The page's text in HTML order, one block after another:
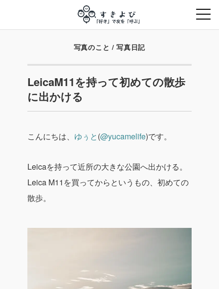
写真のこと /写真日記
LeicaM11を持って初めての散歩
に出かける
こんにちは、 ゆぅと(@yucamelife)です。
Leicaを持って近所の大きな公園へ出かける。
Leica M11を買ってからというもの、初めての
散歩。